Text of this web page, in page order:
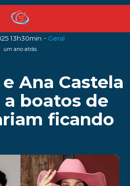
13h30min - Geral
um ano atrás
Ana Castela
boatos de
ficando